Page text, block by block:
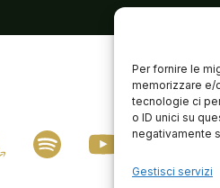
Per fornire le
memorizzare e/
tecnologie ci
o ID unici su
negativamente
Gestisci servizi